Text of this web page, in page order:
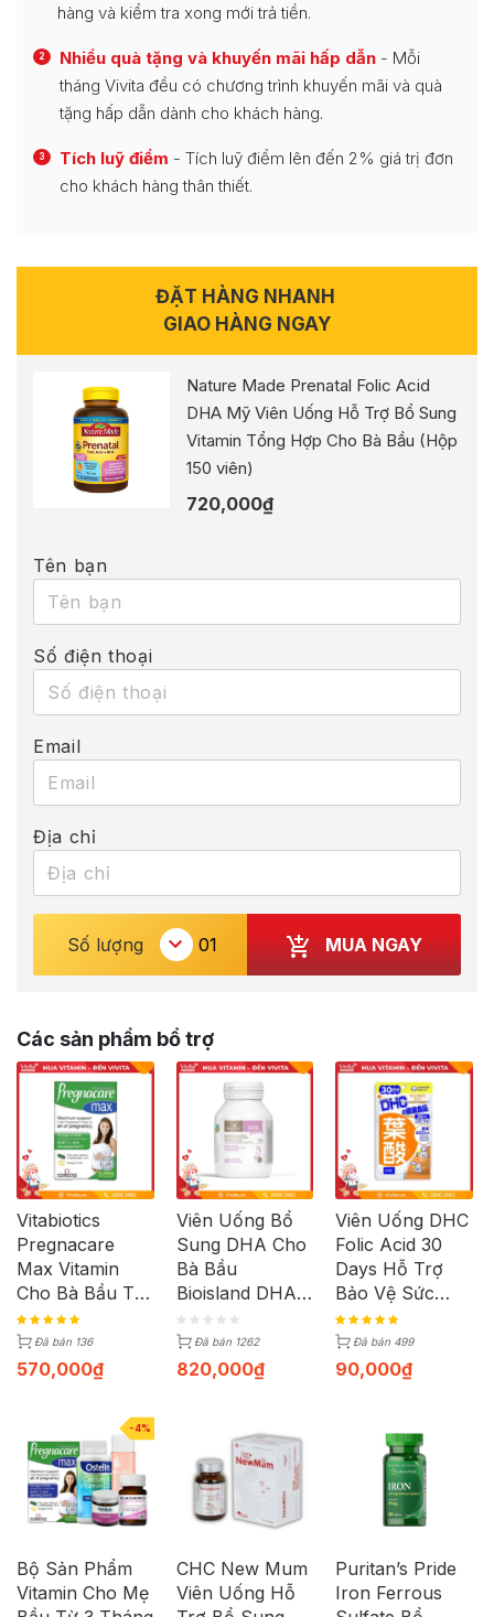
hàng và kiểm tra xong mới trả tiền.
2 Nhiều quà tặng và khuyến mãi hấp dẫn - Mỗi
tháng Vivita đều có chương trình khuyến mãi và quà
tặng hấp dẫn dành cho khách hàng.
3 Tích luỹ điểm - Tích luỹ điểm lên đến 2% giá trị đơn
cho khách hàng thân thiết.
ĐẶT HÀNG NHANH
GIAO HÀNG NGAY
Nature Made Prenatal Folic Acid
DHA Mỹ Viên Uống Hỗ Trợ Bổ Sung
Vitamin Tổng Hợp Cho Bà Bầu (Hộp
150 viên)
720,000₫
Tên bạn
Số điện thoại
Email
Địa chỉ
Số lượng MUA NGAY
Các sản phẩm bổ trợ
Vitabiotics
Pregnacare
Max Vitamin
Cho Bà Bầu Từ
Anh Hộp 84
ViênĐã bán 136
570,000₫
Viên Uống Bổ
Sung DHA Cho
Bà Bầu
Bioisland DHA
For Pregnancy |
Hộp 60 Viên
Đã bán 1262
820,000₫
Viên Uống DHC
Folic Acid 30
Days Hỗ Trợ
Bảo Vệ Sức
Khỏe Bà Bầu |
Gói 30 Viên
Đã bán 499
90,000₫
-4%
Bộ Sản Phẩm
Vitamin Cho Mẹ
CHC New Mum
Viên Uống Hỗ
Puritan’s Pride
Iron Ferrous